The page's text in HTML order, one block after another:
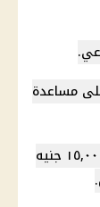
مساعدة
- ألا يتجاوز الدخل الشهري للفرد ١٢,٠٠٠ جنيه، و١٥,٠٠٠ جنيه